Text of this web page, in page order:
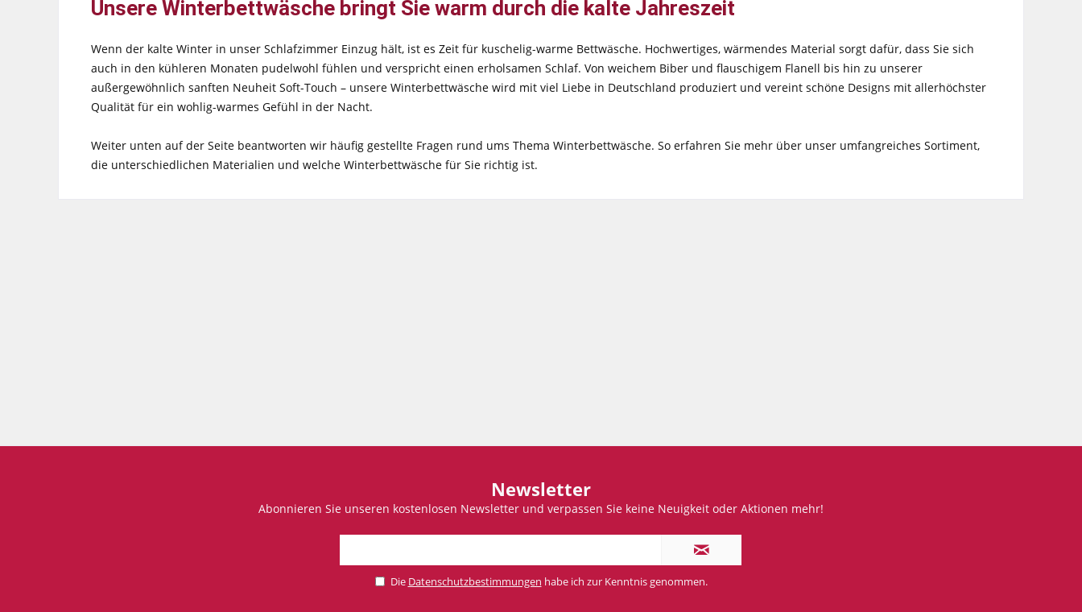
Unsere Winterbettwäsche bringt Sie warm durch die kalte Jahreszeit
Wenn der kalte Winter in unser Schlafzimmer Einzug hält, ist es Zeit für kuschelig-warme Bettwäsche. Hochwertiges, wärmendes Material sorgt dafür, dass Sie sich
auch in den kühleren Monaten pudelwohl fühlen und verspricht einen erholsamen Schlaf. Von weichem Biber und flauschigem Flanell bis hin zu unserer
außergewöhnlich sanften Neuheit Soft-Touch – unsere Winterbettwäsche wird mit viel Liebe in Deutschland produziert und vereint schöne Designs mit allerhöchster
Qualität für ein wohlig-warmes Gefühl in der Nacht.
Weiter unten auf der Seite beantworten wir häufig gestellte Fragen rund ums Thema Winterbettwäsche. So erfahren Sie mehr über unser umfangreiches Sortiment,
die unterschiedlichen Materialien und welche Winterbettwäsche für Sie richtig ist.
Newsletter
Abonnieren Sie unseren kostenlosen Newsletter und verpassen Sie keine Neuigkeit oder Aktionen mehr!
Die Datenschutzbestimmungen habe ich zur Kenntnis genommen.